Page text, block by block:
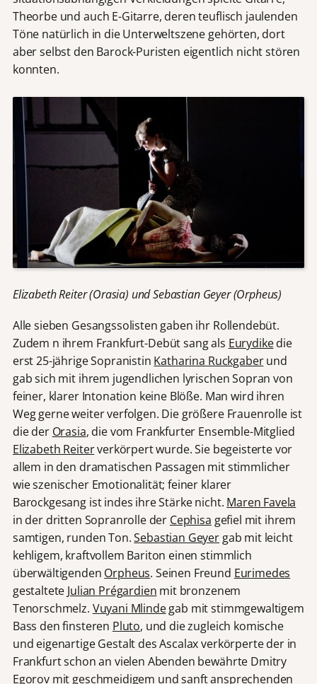
Theorbe und auch E-Gitarre, deren teuflisch jaulenden
Töne natürlich in die Unterweltszene gehörten, dort
aber selbst den Barock-Puristen eigentlich nicht stören
konnten.
Elizabeth Reiter (Orasia) und Sebastian Geyer (Orpheus)
Alle sieben Gesangssolisten gaben ihr Rollendebüt.
Zudem n ihrem Frankfurt-Debüt sang als Eurydikedie
erst 25-jährige Sopranistin Katharina Ruckgaberund
gab sich mit ihrem jugendlichen lyrischen Sopran von
feiner, klarer Intonation keine Blöße. Man wird ihren
Weg gerne weiter verfolgen. Die größere Frauenrolle ist
die der Orasia, die vom Frankfurter Ensemble-Mitglied
Elizabeth Reiterverkörpert wurde. Sie begeisterte vor
allem in den dramatischen Passagen mit stimmlicher
wie szenischer Emotionalität; feiner klarer
Barockgesang ist indes ihre Stärke nicht. Maren Favela
in der dritten Sopranrolle der Cephisa gefiel mit ihrem
samtigen, runden Ton.Sebastian Geyer gab mit leicht
kehligem, kraftvollem Bariton einen stimmlich
überwältigenden Orpheus. Seinen Freund Eurimedes
gestaltete Julian Prégardien mit bronzenem
Tenorschmelz. Vuyani Mlindegab mit stimmgewaltigem
Bass den finsteren Pluto, und die zugleich komische
und eigenartige Gestalt des Ascalax verkörperte der in
Frankfurt schon an vielen Abenden bewährte Dmitry
Egorov mit geschmeidigem und sanft ansprechenden